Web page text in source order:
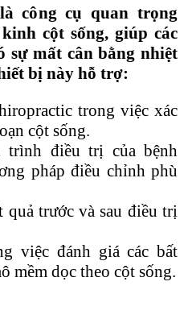
công cụ quan trọng
cột sống, giúp các
sự mất cân bằng nhiệt
bị này hỗ trợ:
trong việc xác
cột sống.
trình điều trị của bệnh
pháp điều chỉnh phù
quả trước và sau điều trị
việc đánh giá các bất
mềm dọc theo cột sống.